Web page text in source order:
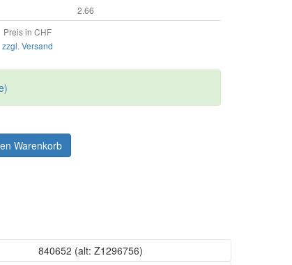
2.66
Preis in CHF
zzgl. Versand
Warenkorb
840652 (alt: Z1296756)